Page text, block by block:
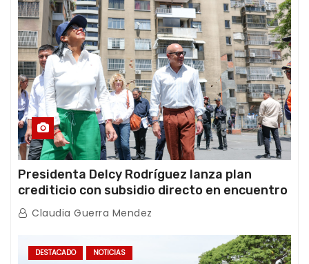
Presidenta Delcy Rodríguez lanza plan
crediticio con subsidio directo en encuentro
con Juntas de Condominio
Claudia Guerra Mendez
DESTACADO NOTICIAS